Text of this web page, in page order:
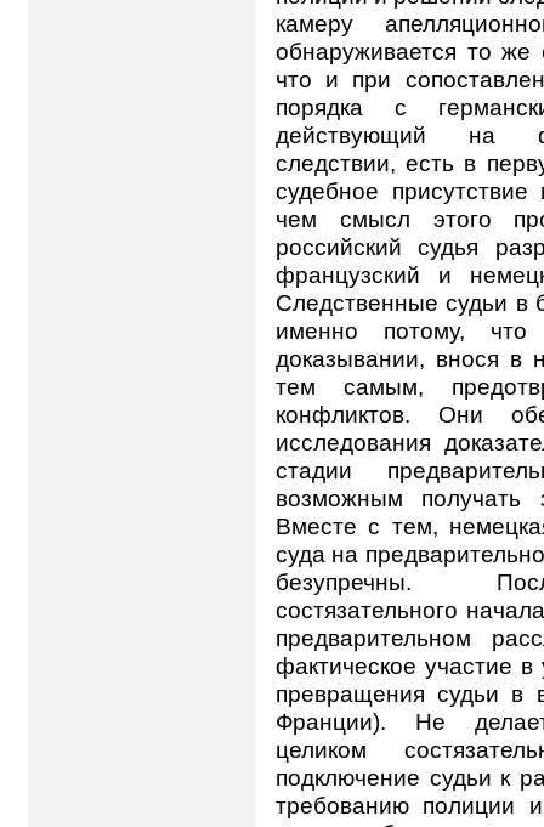
камеру
обнаруживается то же
что и при
порядка с
действующий на
следствии, есть в
судебное
чем смысл этого
российский судья
французский и
Следственные судьи в
именно потому, что
доказывании, внося в
тем самым,
конфликтов. Они
исследования
стадии
возможным получать
Вместе с тем,
суда на
безупречны.
состязательного
предварительном
фактическое участие
превращения судьи в
Франции). Не делает
целиком
подключение судьи к
требованию полиции